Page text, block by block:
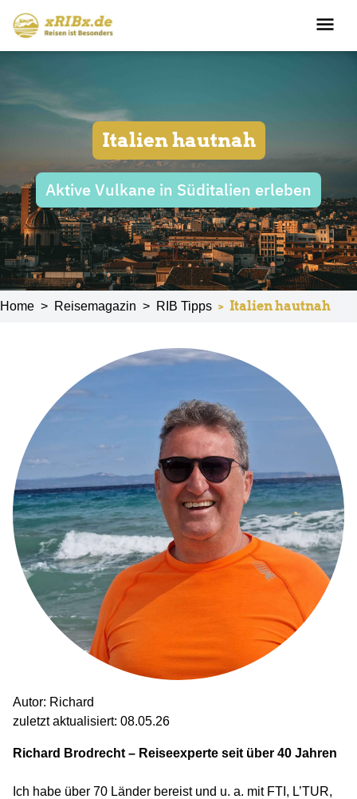
Italien hautnah
Aktive Vulkane in Süditalien erleben
Home > Reisemagazin > RIB Tipps > Italien hautnah
Autor: Richard
zuletzt aktualisiert: 08.05.26
Richard Brodrecht – Reiseexperte seit über 40 Jahren
Ich habe über 70 Länder bereist und u. a. mit FTI, L’TUR,